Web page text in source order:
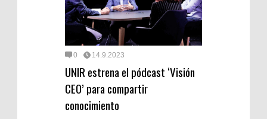
0 14.9.2023
UNIR estrena el pódcast ‘Visión
CEO’ para compartir
conocimiento